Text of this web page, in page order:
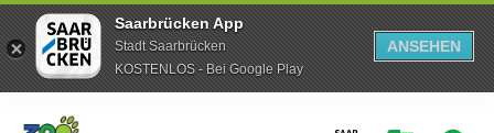
Saarbrücken App
Stadt Saarbrücken
KOSTENLOS - Bei Google Play
ANSEHEN